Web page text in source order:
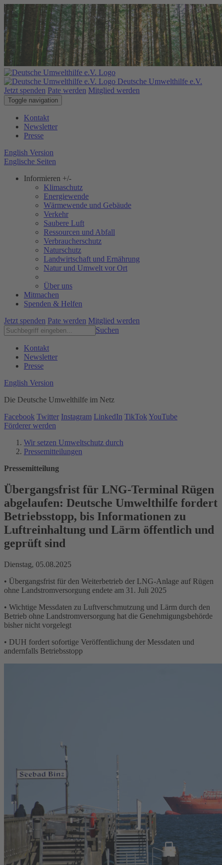
Deutsche Umwelthilfe e.V.
Jetzt spenden Pate werden Mitglied werden
Toggle navigation
Kontakt
Newsletter
Presse
English Version
Englische Seiten
Informieren +/-
Klimaschutz
Energiewende
Wärmewende und Gebäude
Verkehr
Saubere Luft
Ressourcen und Abfall
Verbraucherschutz
Naturschutz
Landwirtschaft und Ernährung
Natur und Umwelt vor Ort
Über uns
Mitmachen
Spenden & Helfen
Jetzt spenden Pate werden Mitglied werden
Suchen
Kontakt
Newsletter
Presse
English Version
Die Deutsche Umwelthilfe im Netz
Facebook Twitter Instagram LinkedIn TikTok YouTube
Förderer werden
Wir setzen Umweltschutz durch
Pressemitteilungen
Pressemitteilung
Übergangsfrist für LNG-Terminal Rügen
abgelaufen: Deutsche Umwelthilfe fordert
Betriebsstopp, bis Informationen zu
Luftreinhaltung und Lärm öffentlich und
geprüft sind
Dienstag, 05.08.2025
• Übergangsfrist für den Weiterbetrieb der LNG-Anlage auf Rügen
ohne Landstromversorgung endete am 31. Juli 2025
• Wichtige Messdaten zu Luftverschmutzung und Lärm durch den
Betrieb ohne Landstromversorgung hat die Genehmigungsbehörde
bisher nicht vorgelegt
• DUH fordert sofortige Veröffentlichung der Messdaten und
andernfalls Betriebsstopp